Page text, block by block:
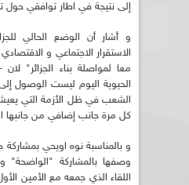
إلى نتيجة في اطار توافقي حول
و أشار أن الوضع الحالي
الاستقرار الاجتماعي و
معا لمواصلة بناء الجزائر"
الحيوية اليوم ليست الوصول
الشعب في ظل الأزمة التي
كل مرة جانب إضافي من
و بالمناسبة نوه اويحي بمشاركة
وصفها بالمشاركة "الواضحة"
اللقاء الذي جمعه مع الأمين